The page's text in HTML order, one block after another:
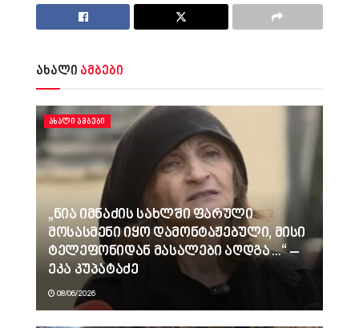
ახალი ამბები
ᲐᲮᲐᲚᲘ ᲐᲛᲑᲔᲑᲘ
„ნია იმნაძის სახლში ფარული
მოსასმენი იყო დამონტაჟებული, მისი
ტელეფონიდან მასალები აღდგა…“ –
ეკა კუპატაძე
08/06/2026